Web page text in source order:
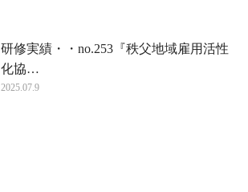
研修実績・・no.253『秩父地域雇用活性
化協…
2025.07.9